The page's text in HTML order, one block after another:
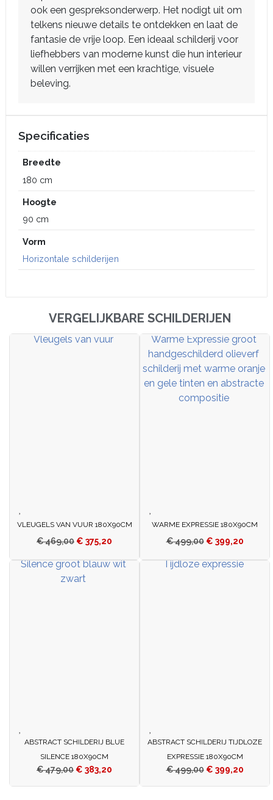
ook een gespreksonderwerp. Het nodigt uit om
telkens nieuwe details te ontdekken en laat de
fantasie de vrije loop. Een ideaal schilderij voor
liefhebbers van moderne kunst die hun interieur
willen verrijken met een krachtige, visuele
beleving.
Specificaties
Breedte
180 cm
Hoogte
90 cm
Vorm
Horizontale schilderijen
VERGELIJKBARE SCHILDERIJEN
VLEUGELS VAN VUUR 180X90CM
€469,00 € 375,20
WARME EXPRESSIE 180X90CM
€499,00 € 399,20
ABSTRACT SCHILDERIJ BLUE
SILENCE 180X90CM
€479,00 € 383,20
ABSTRACT SCHILDERIJ TIJDLOZE
EXPRESSIE 180X90CM
€499,00 € 399,20